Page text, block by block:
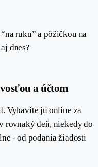
ruku” a pôžičkou na
dnes?
a účtom
Vybavíte ju online za
rovnaký deň, niekedy do
- od podania žiadosti